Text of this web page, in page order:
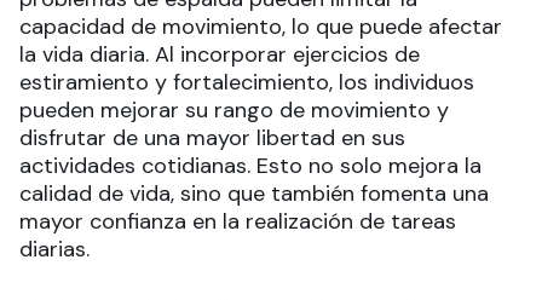
capacidad de movimiento, lo que puede afectar
la vida diaria. Al incorporar ejercicios de
estiramiento y fortalecimiento, los individuos
pueden mejorar su rango de movimiento y
disfrutar de una mayor libertad en sus
actividades cotidianas. Esto no solo mejora la
calidad de vida, sino que también fomenta una
mayor confianza en la realización de tareas
diarias.